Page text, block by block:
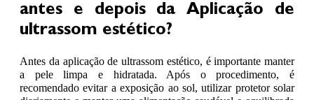
antes e depois da Aplicação de
ultrassom estético?
Antes da aplicação de ultrassom estético, é importante manter
a pele limpa e hidratada. Após o procedimento, é
recomendado evitar a exposição ao sol, utilizar protetor solar